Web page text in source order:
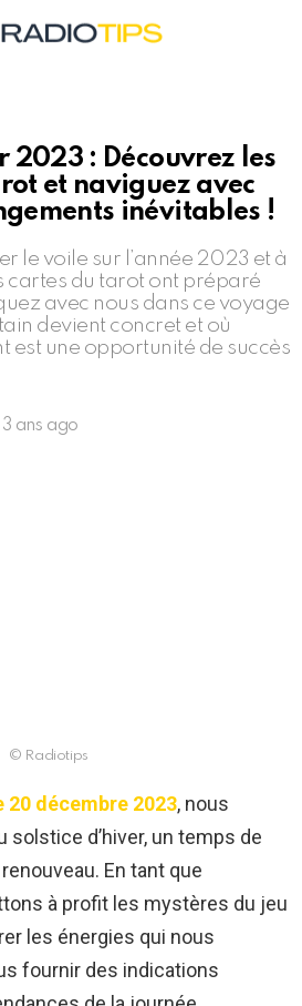
2023 : Découvrez les
et naviguez avec
inévitables !
le voile sur l’année 2023 et à
cartes du tarot ont préparé
avec nous dans ce voyage
devient concret et où
est une opportunité de succès
3 ans ago
© Radiotips
20 décembre 2023, nous
solstice d’hiver, un temps de
En tant que
à profit les mystères du jeu
les énergies qui nous
fournir des indications